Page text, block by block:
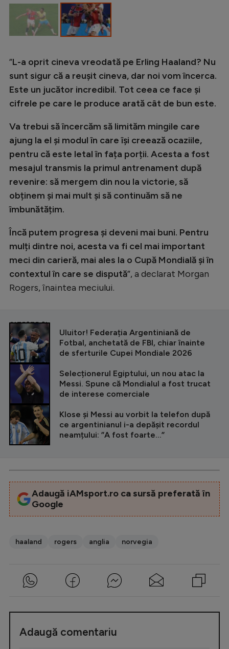
”L-a oprit cineva vreodată pe Erling Haaland? Nu
sunt sigur că a reușit cineva, dar noi vom încerca.
Este un jucător incredibil. Tot ceea ce face și
cifrele pe care le produce arată cât de bun este.
Va trebui să încercăm să limităm mingile care
ajung la el și modul în care își creează ocaziile,
pentru că este letal în fața porții. Acesta a fost
mesajul transmis la primul antrenament după
revenire: să mergem din nou la victorie, să
obținem și mai mult și să continuăm să ne
îmbunătățim.
Încă putem progresa și deveni mai buni. Pentru
mulți dintre noi, acesta va fi cel mai important
meci din carieră, mai ales la o Cupă Mondială și în
contextul în care se dispută”, a declarat Morgan
Rogers, înaintea meciului.
CITEȘTE ȘI
Uluitor! Federația Argentiniană de
Fotbal, anchetată de FBI, chiar înainte
de sferturile Cupei Mondiale 2026
Selecționerul Egiptului, un nou atac la
Messi. Spune că Mondialul a fost trucat
de interese comerciale
Klose și Messi au vorbit la telefon după
ce argentinianul i-a depășit recordul
neamțului: ”A fost foarte...”
Adaugă iAMsport.ro ca sursă preferată în
Google
haaland rogers anglia norvegia
Adaugă comentariu